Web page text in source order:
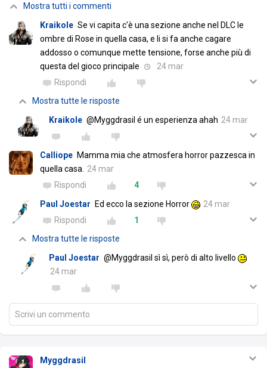
Mostra tutti i commenti
Kraikole Se vi capita c'è una sezione anche nel DLC le
ombre di Rose in quella casa, e li si fa anche cagare
addosso o comunque mette tensione, forse anche più di
questa del gioco principale
24 mar
Rispondi
Mostra tutte le risposte
Kraikole @Myggdrasil é un esperienza ahah 24 mar
Calliope Mamma mia che atmosfera horror pazzesca in
quella casa. 24 mar
Rispondi
4
Paul Joestar
Ed ecco la sezione Horror
24 mar
Rispondi
1
Mostra tutte le risposte
Paul Joestar @Myggdrasil sì sì, però di alto livello
24 mar
Scrivi un commento
Myggdrasil